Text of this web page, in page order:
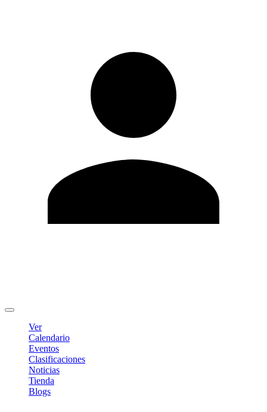
Ver
Calendario
Eventos
Clasificaciones
Noticias
Tienda
Blogs